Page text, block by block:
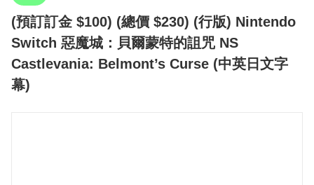
(預訂訂金 $100) (總價 $230) (行版) Nintendo
Switch 惡魔城：貝爾蒙特的詛咒 NS
Castlevania: Belmont’s Curse (中英日文字
幕)